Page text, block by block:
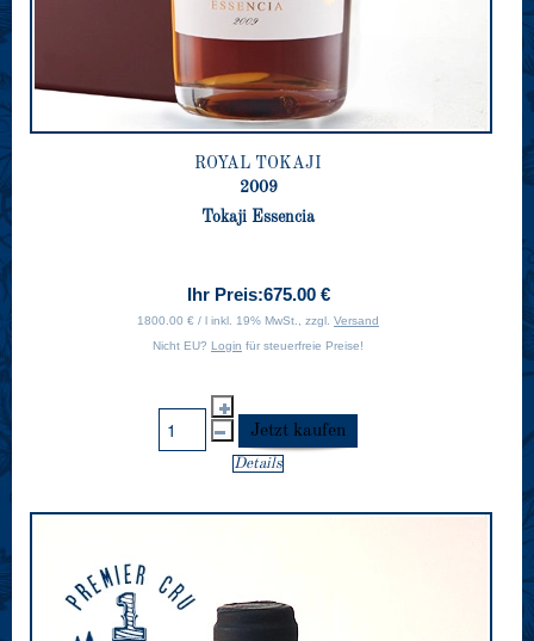
ROYAL TOKAJI
2009
Tokaji Essencia
Ihr Preis:675.00 €
1800.00 € / l inkl. 19% MwSt., zzgl. Versand
Nicht EU? Login für steuerfreie Preise!
Details